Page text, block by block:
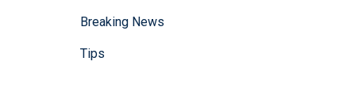
Breaking News
Tips